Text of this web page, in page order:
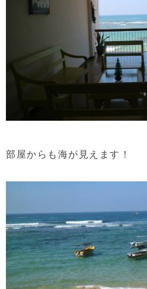
部屋からも海が見えます！